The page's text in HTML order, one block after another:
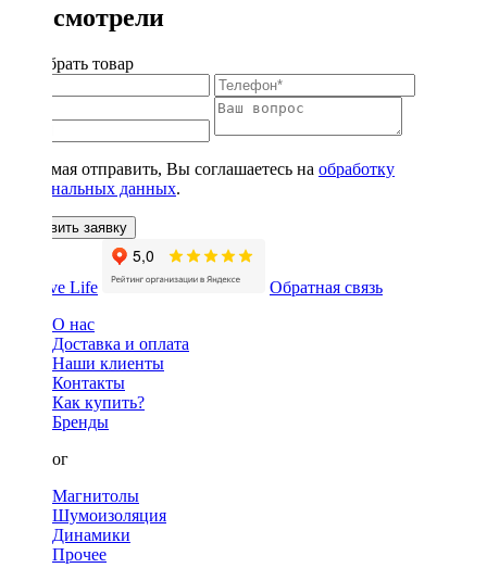
Вы смотрели
Подобрать товар
Нажимая отправить, Вы соглашаетесь на обработку
персональных данных.
Оставить заявку
Обратная связь
О нас
Доставка и оплата
Наши клиенты
Контакты
Как купить?
Бренды
Каталог
Магнитолы
Шумоизоляция
Динамики
Прочее